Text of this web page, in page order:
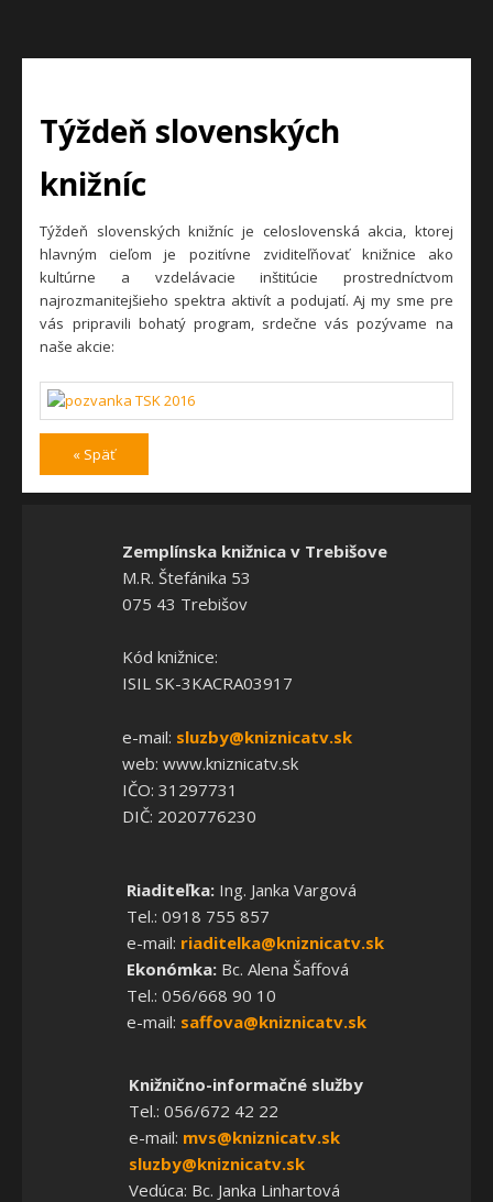
Týždeň slovenských
knižníc
Týždeň slovenských knižníc je celoslovenská akcia, ktorej
hlavným cieľom je pozitívne zviditeľňovať knižnice ako
kultúrne a vzdelávacie inštitúcie prostredníctvom
najrozmanitejšieho spektra aktivít a podujatí. Aj my sme pre
vás pripravili bohatý program, srdečne vás pozývame na
naše akcie:
« Späť
Zemplínska knižnica v Trebišove
M.R. Štefánika 53
075 43 Trebišov
Kód knižnice:
ISIL SK-3KACRA03917
e-mail: sluzby@kniznicatv.sk
web: www.kniznicatv.sk
IČO: 31297731
DIČ: 2020776230
Riaditeľka:Ing. Janka Vargová
Tel.: 0918 755 857
e-mail: riaditelka@kniznicatv.sk
Ekonómka:Bc. Alena Šaffová
Tel.: 056/668 90 10
e-mail: saffova@kniznicatv.sk
Knižnično-informačné služby
Tel.: 056/672 42 22
e-mail: mvs@kniznicatv.sk
sluzby@kniznicatv.sk
Vedúca: Bc. Janka Linhartová